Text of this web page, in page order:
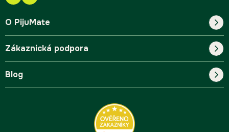
O PijuMate
Náš příběh
Zákaznická podpora
Kontakt
Blog